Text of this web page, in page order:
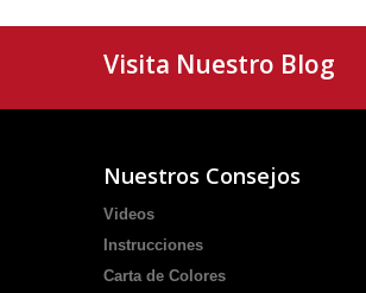
Visita Nuestro Blog
Nuestros Consejos
Videos
Instrucciones
Carta de Colores